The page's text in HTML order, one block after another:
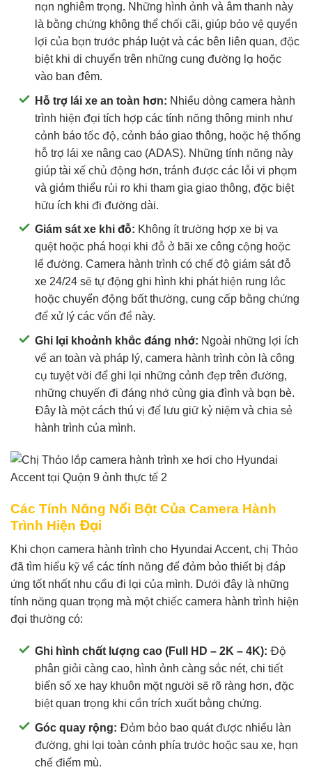
nạn nghiêm trọng. Những hình ảnh và âm thanh này
là bằng chứng không thể chối cãi, giúp bảo vệ quyền
lợi của bạn trước pháp luật và các bên liên quan, đặc
biệt khi di chuyển trên những cung đường lạ hoặc
vào ban đêm.
Hỗ trợ lái xe an toàn hơn: Nhiều dòng camera hành
trình hiện đại tích hợp các tính năng thông minh như
cảnh báo tốc độ, cảnh báo giao thông, hoặc hệ thống
hỗ trợ lái xe nâng cao (ADAS). Những tính năng này
giúp tài xế chủ động hơn, tránh được các lỗi vi phạm
và giảm thiểu rủi ro khi tham gia giao thông, đặc biệt
hữu ích khi đi đường dài.
Giám sát xe khi đỗ: Không ít trường hợp xe bị va
quệt hoặc phá hoại khi đỗ ở bãi xe công cộng hoặc
lề đường. Camera hành trình có chế độ giám sát đỗ
xe 24/24 sẽ tự động ghi hình khi phát hiện rung lắc
hoặc chuyển động bất thường, cung cấp bằng chứng
để xử lý các vấn đề này.
Ghi lại khoảnh khắc đáng nhớ: Ngoài những lợi ích
về an toàn và pháp lý, camera hành trình còn là công
cụ tuyệt vời để ghi lại những cảnh đẹp trên đường,
những chuyến đi đáng nhớ cùng gia đình và bạn bè.
Đây là một cách thú vị để lưu giữ kỷ niệm và chia sẻ
hành trình của mình.
Các Tính Năng Nổi Bật Của Camera Hành
Trình Hiện Đại
Khi chọn camera hành trình cho Hyundai Accent, chị Thảo
đã tìm hiểu kỹ về các tính năng để đảm bảo thiết bị đáp
ứng tốt nhất nhu cầu đi lại của mình. Dưới đây là những
tính năng quan trọng mà một chiếc camera hành trình hiện
đại thường có:
Ghi hình chất lượng cao (Full HD – 2K – 4K): Độ
phân giải càng cao, hình ảnh càng sắc nét, chi tiết
biển số xe hay khuôn mặt người sẽ rõ ràng hơn, đặc
biệt quan trọng khi cần trích xuất bằng chứng.
Góc quay rộng: Đảm bảo bao quát được nhiều làn
đường, ghi lại toàn cảnh phía trước hoặc sau xe, hạn
chế điểm mù.